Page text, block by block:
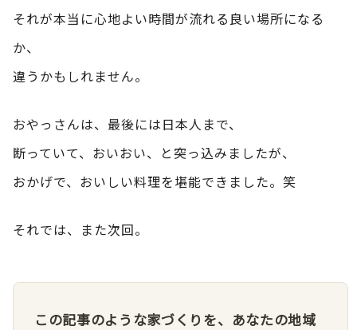
それが本当に心地よい時間が流れる良い場所になる
か、
違うかもしれません。
おやっさんは、最後には日本人まで、
断っていて、おいおい、と突っ込みましたが、
おかげで、おいしい料理を堪能できました。笑
それでは、また次回。
この記事のような家づくりを、あなたの地域